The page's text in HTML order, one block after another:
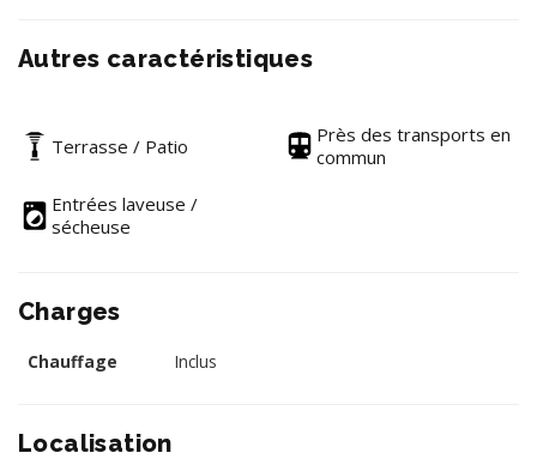
Autres caractéristiques
Terrasse / Patio
Près des transports en
commun
Entrées laveuse /
sécheuse
Charges
Chauffage Inclus
Localisation